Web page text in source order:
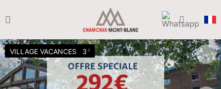
VILLAGE VACANCES 3